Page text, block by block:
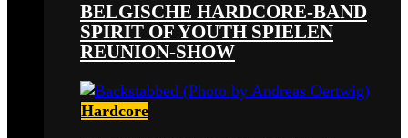
BELGISCHE HARDCORE-BAND
SPIRIT OF YOUTH SPIELEN
REUNION-SHOW
Hardcore